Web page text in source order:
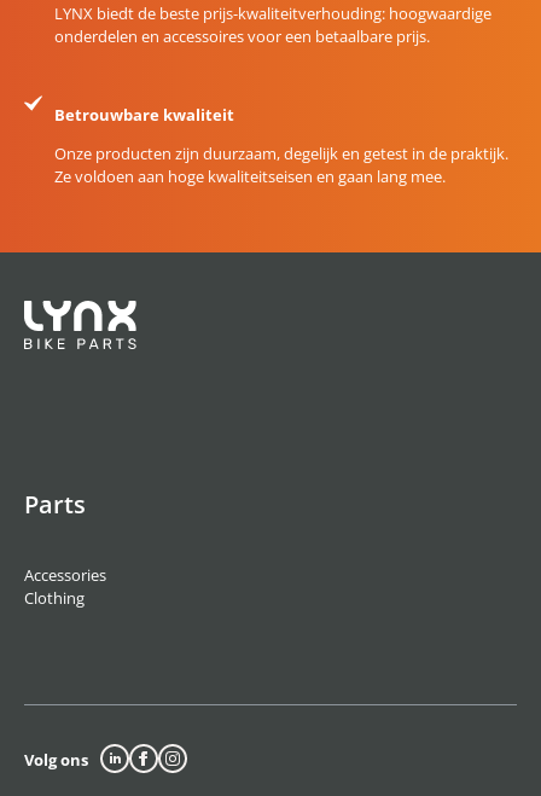
LYNX biedt de beste prijs-kwaliteitverhouding: hoogwaardige
onderdelen en accessoires voor een betaalbare prijs.
Betrouwbare kwaliteit
Onze producten zijn duurzaam, degelijk en getest in de praktijk.
Ze voldoen aan hoge kwaliteitseisen en gaan lang mee.
Parts
Accessories
Clothing
Volg ons